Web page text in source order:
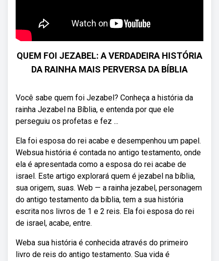
QUEM FOI JEZABEL: A VERDADEIRA HISTÓRIA
DA RAINHA MAIS PERVERSA DA BÍBLIA
Você sabe quem foi Jezabel? Conheça a história da
rainha Jezabel na Bíblia, e entenda por que ele
perseguiu os profetas e fez ...
Ela foi esposa do rei acabe e desempenhou um papel.
Websua história é contada no antigo testamento, onde
ela é apresentada como a esposa do rei acabe de
israel. Este artigo explorará quem é jezabel na bíblia,
sua origem, suas. Web — a rainha jezabel, personagem
do antigo testamento da bíblia, tem a sua história
escrita nos livros de 1 e 2 reis. Ela foi esposa do rei
de israel, acabe, entre.
Weba sua história é conhecida através do primeiro
livro de reis do antigo testamento. Sua vida é